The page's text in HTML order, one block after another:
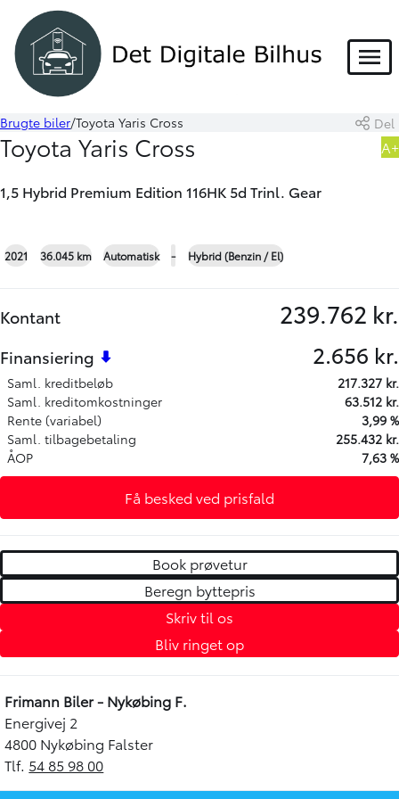
Menu
Book prøvetur
Beregn byttepris
Skriv til os
Brugte biler Toyota Yaris Cross Del
Toyota Yaris Cross
1,5 Hybrid Premium Edition 116HK 5d Trinl. Gear
A+
HYBRID
2021 36.045 km Automatisk - Hybrid (Benzin / El)
Kontant 239.762 kr.
Finansiering 2.656 kr.
Saml. kreditbeløb
217.327 kr.
Saml. kreditomkostninger
63.512 kr.
Rente (variabel)
3,99 %
Saml. tilbagebetaling
255.432 kr.
ÅOP
7,63 %
Få besked ved prisfald
Book prøvetur
Beregn byttepris
Skriv til os
Bliv ringet op
Frimann Biler - Nykøbing F.
Energivej 2
4800 Nykøbing Falster
Tlf. 54 85 98 00